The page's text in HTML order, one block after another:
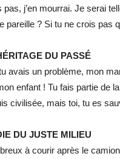
j’en mourrai. Je serai
pareille ? Si tu ne crois pas
DU PASSÉ
avais un problème, mon
enfant ! Tu fais partie de
civilisée, mais toi, tu es
DU JUSTE MILIEU
à courir après le